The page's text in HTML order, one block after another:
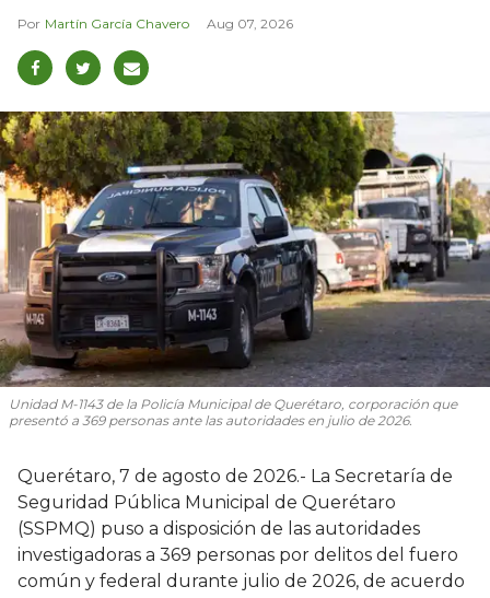
Martín García Chavero Aug 07, 2026
Unidad M-1143 de la Policía Municipal de Querétaro, corporación que
presentó a 369 personas ante las autoridades en julio de 2026.
Querétaro, 7 de agosto de 2026.- La Secretaría de
Seguridad Pública Municipal de Querétaro
(SSPMQ) puso a disposición de las autoridades
investigadoras a 369 personas por delitos del fuero
común y federal durante julio de 2026, de acuerdo